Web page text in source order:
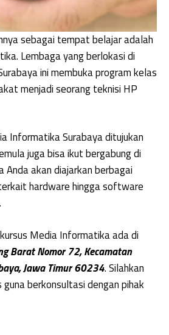
sebagai tempat belajar adalah
Lembaga yang berlokasi di
ini membuka program kelas
menjadi seorang teknisi HP
Informatika Surabaya ditujukan
juga bisa ikut bergabung di
Anda akan diajarkan berbagai
hardware hingga software
Media Informatika ada di
Barat Nomor 72, Kecamatan
Jawa Timur 60234. Silahkan
berkonsultasi dengan pihak